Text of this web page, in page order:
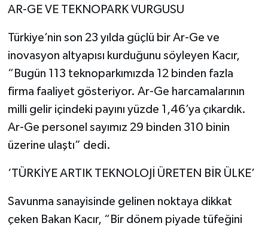
AR-GE VE TEKNOPARK VURGUSU
Türkiye’nin son 23 yılda güçlü bir Ar-Ge ve
inovasyon altyapısı kurduğunu söyleyen Kacır,
“Bugün 113 teknoparkımızda 12 binden fazla
firma faaliyet gösteriyor. Ar-Ge harcamalarının
milli gelir içindeki payını yüzde 1,46’ya çıkardık.
Ar-Ge personel sayımız 29 binden 310 binin
üzerine ulaştı” dedi.
‘TÜRKİYE ARTIK TEKNOLOJİ ÜRETEN BİR ÜLKE’
Savunma sanayisinde gelinen noktaya dikkat
çeken Bakan Kacır, “Bir dönem piyade tüfeğini